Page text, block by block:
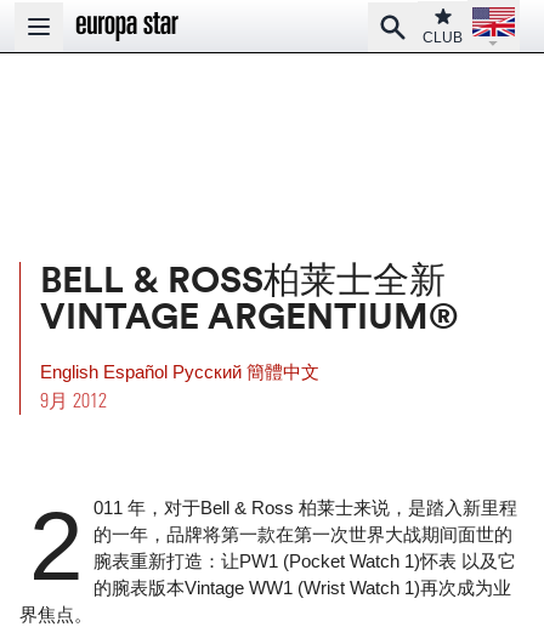
Open main menu
SearchClub
CLUB
Open
BELL & ROSS柏莱士全新
VINTAGE ARGENTIUM®
English Español Pусский 簡體中文
9月 2012
2
011 年，对于Bell & Ross 柏莱士来说，是踏入新里程
的一年，品牌将第一款在第一次世界大战期间面世的
腕表重新打造：让PW1 (Pocket Watch 1)怀表 以及它
的腕表版本Vintage WW1 (Wrist Watch 1)再次成为业
界焦点。